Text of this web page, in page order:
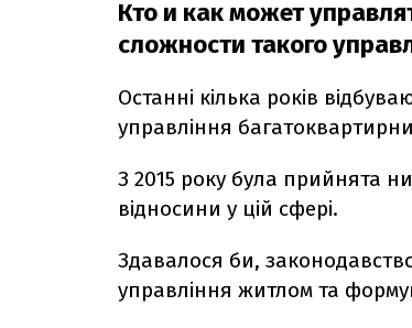
Кто и как может
сложности такого
Останні кілька років
управління
З 2015 року була прийнята
відносини у цій сфері.
Здавалося би,
управління житлом та